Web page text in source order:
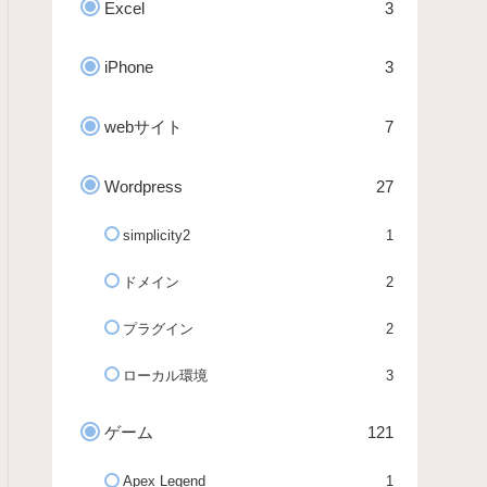
Excel 3
iPhone 3
webサイト 7
Wordpress 27
simplicity2 1
ドメイン 2
プラグイン 2
ローカル環境 3
ゲーム 121
Apex Legend 1